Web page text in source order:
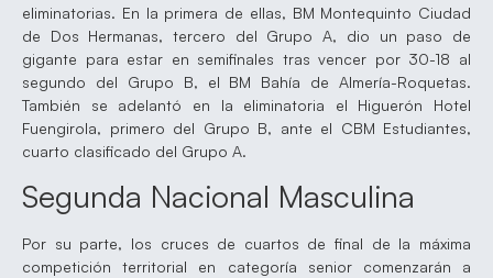
eliminatorias. En la primera de ellas, BM Montequinto Ciudad
de Dos Hermanas, tercero del Grupo A, dio un paso de
gigante para estar en semifinales tras vencer por 30-18 al
segundo del Grupo B, el BM Bahía de Almería-Roquetas.
También se adelantó en la eliminatoria el Higuerón Hotel
Fuengirola, primero del Grupo B, ante el CBM Estudiantes,
cuarto clasificado del Grupo A.
Segunda Nacional Masculina
Por su parte, los cruces de cuartos de final de la máxima
competición territorial en categoría senior comenzarán a